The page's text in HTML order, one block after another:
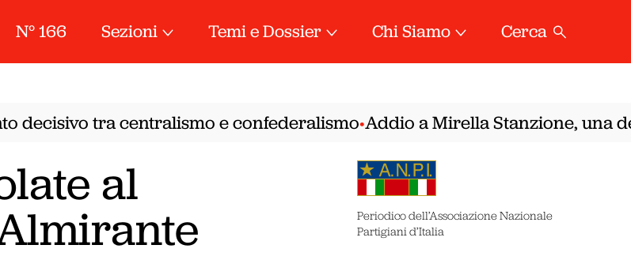
N° 166 Sezioni Temi e Dossier Chi Siamo Cerca
tra centralismo e confederalismo•Addio a Mirella Stanzione, una
al
Periodico dell’Associazione Nazionale
Partigiani d’Italia